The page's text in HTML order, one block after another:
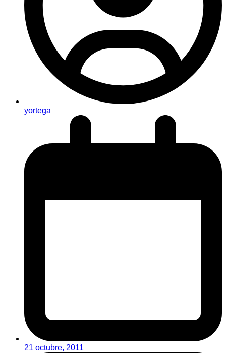
yortega
21 octubre, 2011